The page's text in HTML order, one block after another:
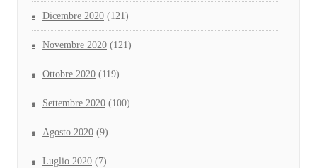
Dicembre 2020 (121)
Novembre 2020 (121)
Ottobre 2020 (119)
Settembre 2020 (100)
Agosto 2020 (9)
Luglio 2020 (7)